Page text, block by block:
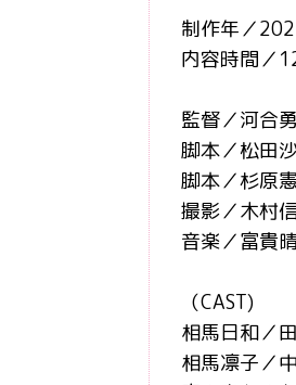
制作年／
内容時間／
監督／河合
脚本／松田
脚本／杉原
撮影／木村
音楽／富貴
（CAST)
相馬日和／
相馬凛子／